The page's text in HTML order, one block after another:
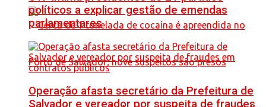
políticos a explicar gestão de emendas
parlamentares
Operação afasta secretário da Prefeitura de
Salvador e vereador por suspeita de fraudes